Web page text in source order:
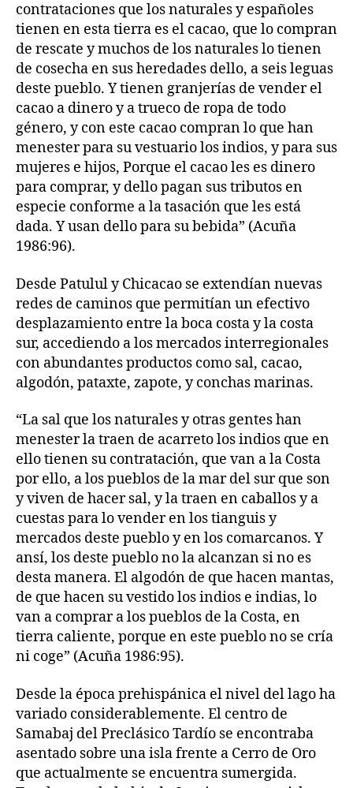
contrataciones que los naturales y españoles
tienen en esta tierra es el cacao, que lo compran
de rescate y muchos de los naturales lo tienen
de cosecha en sus heredades dello, a seis leguas
deste pueblo. Y tienen granjerías de vender el
cacao a dinero y a trueco de ropa de todo
género, y con este cacao compran lo que han
menester para su vestuario los indios, y para sus
mujeres e hijos, Porque el cacao les es dinero
para comprar, y dello pagan sus tributos en
especie conforme a la tasación que les está
dada. Y usan dello para su bebida” (Acuña
1986:96).
Desde Patulul y Chicacao se extendían nuevas
redes de caminos que permitían un efectivo
desplazamiento entre la boca costa y la costa
sur, accediendo a los mercados interregionales
con abundantes productos como sal, cacao,
algodón, pataxte, zapote, y conchas marinas.
“La sal que los naturales y otras gentes han
menester la traen de acarreto los indios que en
ello tienen su contratación, que van a la Costa
por ello, a los pueblos de la mar del sur que son
y viven de hacer sal, y la traen en caballos y a
cuestas para lo vender en los tianguis y
mercados deste pueblo y en los comarcanos. Y
ansí, los deste pueblo no la alcanzan si no es
desta manera. El algodón de que hacen mantas,
de que hacen su vestido los indios e indias, lo
van a comprar a los pueblos de la Costa, en
tierra caliente, porque en este pueblo no se cría
ni coge” (Acuña 1986:95).
Desde la época prehispánica el nivel del lago ha
variado considerablemente. El centro de
Samabaj del Preclásico Tardío se encontraba
asentado sobre una isla frente a Cerro de Oro
que actualmente se encuentra sumergida.